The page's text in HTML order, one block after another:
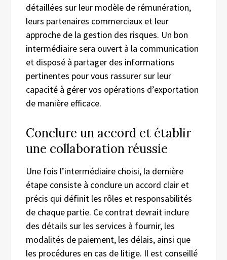
détaillées sur leur modèle de rémunération,
leurs partenaires commerciaux et leur
approche de la gestion des risques. Un bon
intermédiaire sera ouvert à la communication
et disposé à partager des informations
pertinentes pour vous rassurer sur leur
capacité à gérer vos opérations d’exportation
de manière efficace.
Conclure un accord et établir
une collaboration réussie
Une fois l’intermédiaire choisi, la dernière
étape consiste à conclure un accord clair et
précis qui définit les rôles et responsabilités
de chaque partie. Ce contrat devrait inclure
des détails sur les services à fournir, les
modalités de paiement, les délais, ainsi que
les procédures en cas de litige. Il est conseillé